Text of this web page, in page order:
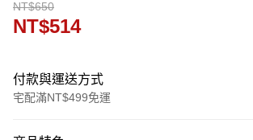
NT$650
NT$514
付款與運送方式
宅配滿NT$499免運